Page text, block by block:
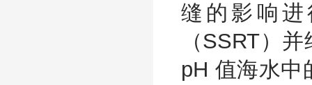
缝的影响
（SSRT）
pH 值海水中